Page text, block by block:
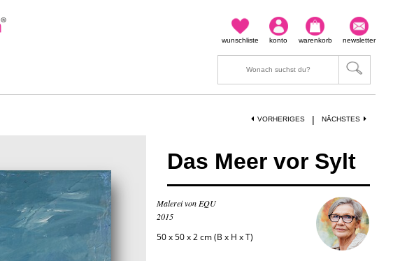
newsletter
warenkorb
konto
wunschliste
NÄCHSTES
|
VORHERIGES
Das Meer vor Sylt
Malerei von EQU
2015
50 x 50 x 2 cm (B x H x T)